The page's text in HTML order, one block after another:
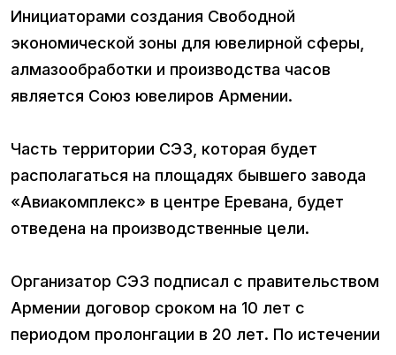
Инициаторами создания Свободной
экономической зоны для ювелирной сферы,
алмазообработки и производства часов
является Союз ювелиров Армении.
Часть территории СЭЗ, которая будет
располагаться на площадях бывшего завода
«Авиакомплекс» в центре Еревана, будет
отведена на производственные цели.
Организатор СЭЗ подписал с правительством
Армении договор сроком на 10 лет с
периодом пролонгации в 20 лет. По истечении